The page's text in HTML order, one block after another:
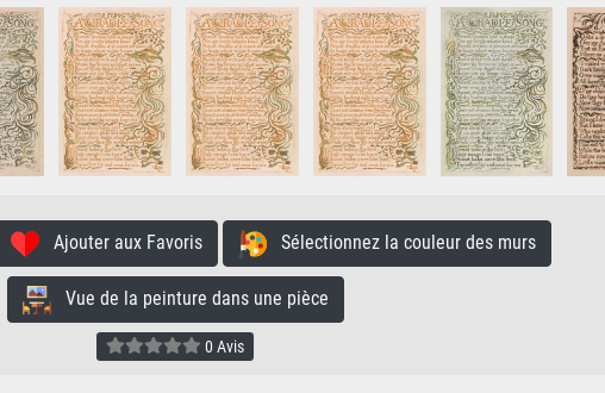
Ajouter aux Favoris Sélectionnez la couleur des murs
Vue de la peinture dans une pièce
0 Avis